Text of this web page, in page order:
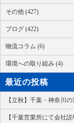
その他 (427)
ブログ (422)
物流コラム (6)
環境への取り組み (4)
最近の投稿
【立秋】千葉・神奈川
【千葉営業所にて会社